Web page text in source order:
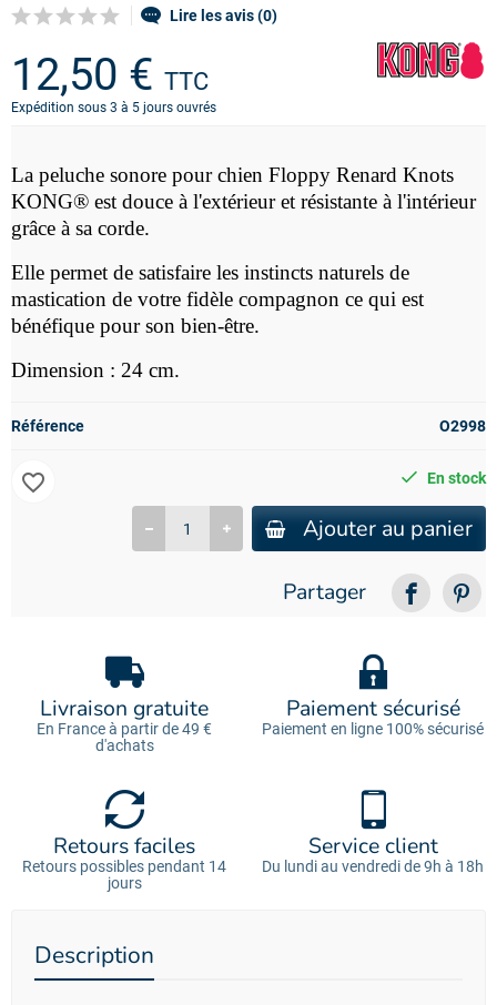
Lire les avis (0)
12,50 € TTC
Expédition sous 3 à 5 jours ouvrés
La peluche sonore pour chien Floppy Renard Knots
KONG® est douce à l'extérieur et résistante à l'intérieur
grâce à sa corde.
Elle permet de satisfaire les instincts naturels de
mastication de votre fidèle compagnon ce qui est
bénéfique pour son bien-être.
Dimension : 24 cm.
Référence O2998
En stock
Ajouter au panier
favorite_border
Partager
Livraison gratuite
En France à partir de 49 €
d'achats
Paiement sécurisé
Paiement en ligne 100% sécurisé
Retours faciles
Retours possibles pendant 14
jours
Service client
Du lundi au vendredi de 9h à 18h
Description